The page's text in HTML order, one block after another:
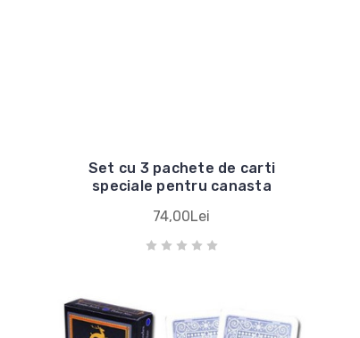
Set cu 3 pachete de carti
speciale pentru canasta
74,00Lei